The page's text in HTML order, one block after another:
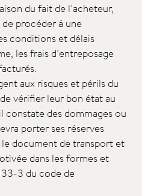
du fait de l’acheteur,
procéder à une
conditions et délais
les frais d’entreposage
aux risques et périls du
vérifier leur bon état au
constate des dommages ou
porter ses réserves
document de transport et
dans les formes et
3 du code de